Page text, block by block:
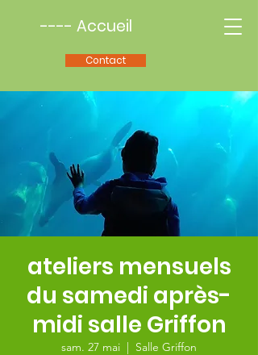
---- Accueil
Contact
ateliers mensuels
du samedi après-
midi salle Griffon
sam. 27 mai
  |
Salle Griffon